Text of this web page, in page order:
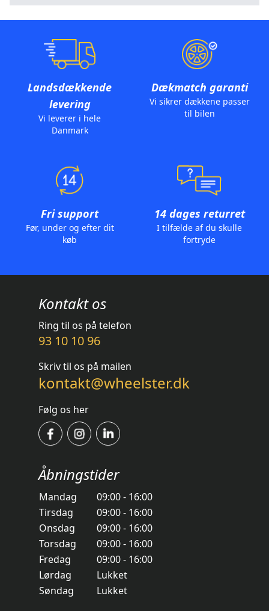
Landsdækkende
levering
Vi leverer i hele
Danmark
Dækmatch garanti
Vi sikrer dækkene passer
til bilen
Fri support
Før, under og efter dit
køb
14 dages returret
I tilfælde af du skulle
fortryde
Kontakt os
Ring til os på telefon
93 10 10 96
Skriv til os på mailen
kontakt@wheelster.dk
Følg os her
Åbningstider
Mandag
09:00 - 16:00
Tirsdag
09:00 - 16:00
Onsdag
09:00 - 16:00
Torsdag
09:00 - 16:00
Fredag
09:00 - 16:00
Lørdag
Lukket
Søndag
Lukket